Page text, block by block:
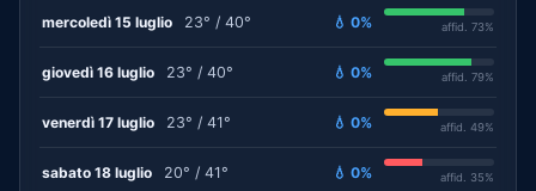
mercoledì 15 luglio 23° / 40° 💧 0% affid. 73%
giovedì 16 luglio 23° / 40° 💧 0% affid. 79%
venerdì 17 luglio 23° / 41° 💧 0% affid. 49%
sabato 18 luglio 20° / 41° 💧 0% affid. 35%